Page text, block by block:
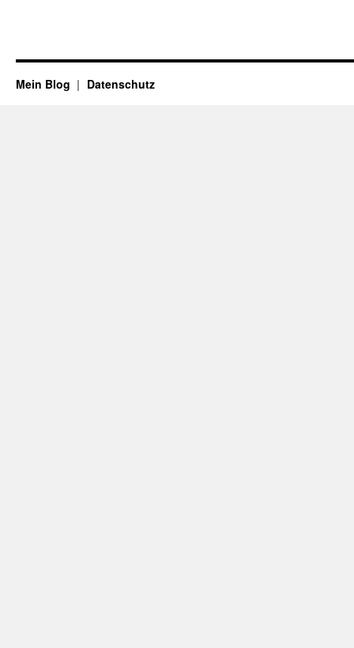
Mein Blog Datenschutz